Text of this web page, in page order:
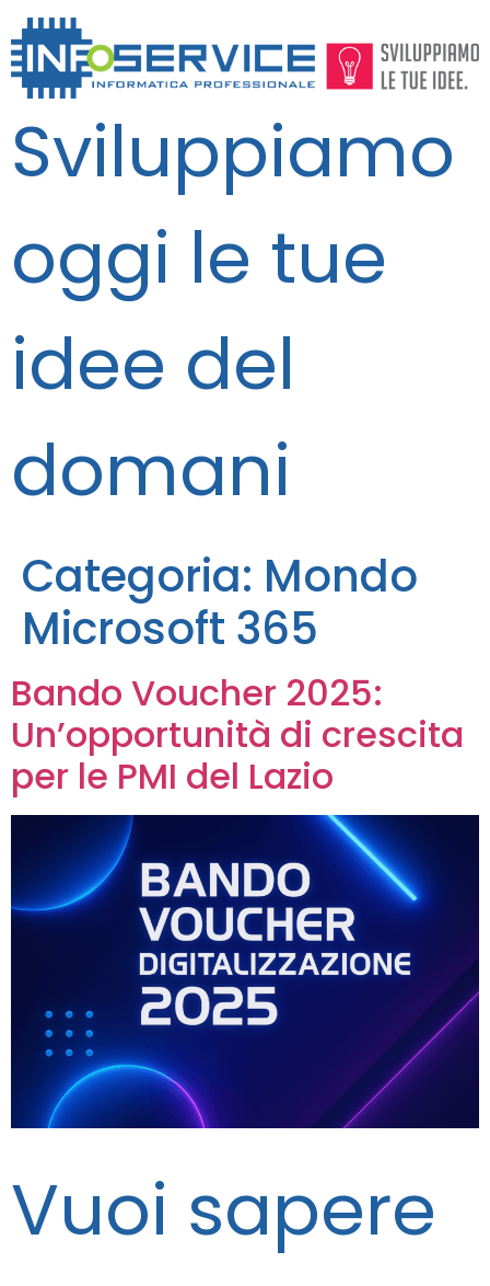
Sviluppiamo
oggi le tue
idee del
domani
Categoria: Mondo
Microsoft 365
Bando Voucher 2025:
Un’opportunità di crescita
per le PMI del Lazio
Vuoi sapere